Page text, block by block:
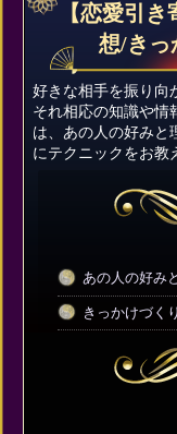
【恋愛引
想/きっ
好きな相手を振り向
それ相応の知識や情
は、あの人の好みと
にテクニックをお教
あの人の好み
きっかけづく